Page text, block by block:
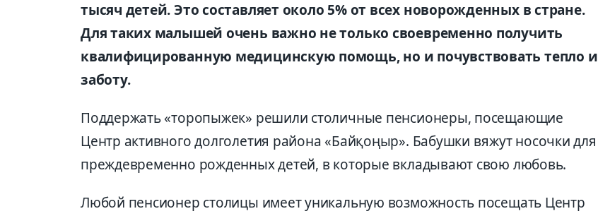
тысяч детей. Это составляет около 5% от всех новорожденных в стране.
Для таких малышей очень важно не только своевременно получить
квалифицированную медицинскую помощь, но и почувствовать тепло и
заботу.
Поддержать «торопыжек» решили столичные пенсионеры, посещающие
Центр активного долголетия района «Байқоңыр». Бабушки вяжут носочки для
преждевременно рожденных детей, в которые вкладывают свою любовь.
Любой пенсионер столицы имеет уникальную возможность посещать Центр